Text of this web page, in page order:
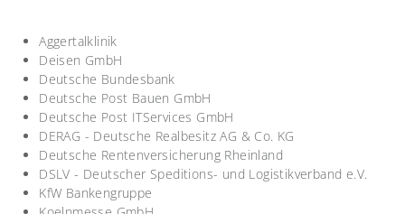
Aggertalklinik
Deisen GmbH
Deutsche Bundesbank
Deutsche Post Bauen GmbH
Deutsche Post ITServices GmbH
DERAG - Deutsche Realbesitz AG & Co. KG
Deutsche Rentenversicherung Rheinland
DSLV - Deutscher Speditions- und Logistikverband e.V.
KfW Bankengruppe